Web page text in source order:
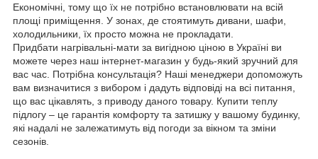
Економічні, тому що їх не потрібно встановлювати на всій
площі приміщення. У зонах, де стоятимуть дивани, шафи,
холодильники, їх просто можна не прокладати.
Придбати нагрівальні-мати за вигідною ціною в Україні ви
можете через наш інтернет-магазин у будь-який зручний для
вас час. Потрібна консультація? Наші менеджери допоможуть
вам визначитися з вибором і дадуть відповіді на всі питання,
що вас цікавлять, з приводу даного товару. Купити теплу
підлогу – це гарантія комфорту та затишку у вашому будинку,
які надалі не залежатимуть від погоди за вікном та зміни
сезонів.